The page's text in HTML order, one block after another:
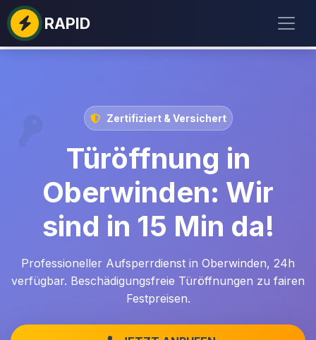
RAPID
Zertifiziert & Versichert
Türöffnung in
Oberwinden: Wir
sind in 15 Min da!
Professioneller Aufsperrdienst in Oberwinden, 24h
verfügbar. Beschädigungsfreie Türöffnungen zu fairen
Festpreisen.